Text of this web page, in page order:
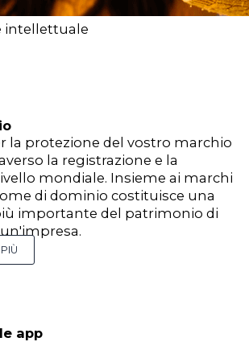
intellettuale
la protezione del vostro marchio
la registrazione e la
mondiale. Insieme ai marchi
di dominio costituisce una
importante del patrimonio di
app